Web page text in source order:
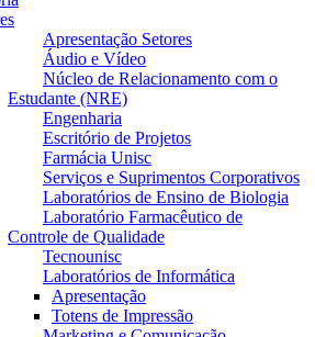
Apresentação Setores
Áudio e Vídeo
Núcleo de Relacionamento com o
Estudante (NRE)
Engenharia
Escritório de Projetos
Farmácia Unisc
Serviços e Suprimentos Corporativos
Laboratórios de Ensino de Biologia
Laboratório Farmacêutico de
Controle de Qualidade
Tecnounisc
Laboratórios de Informática
Apresentação
Totens de Impressão